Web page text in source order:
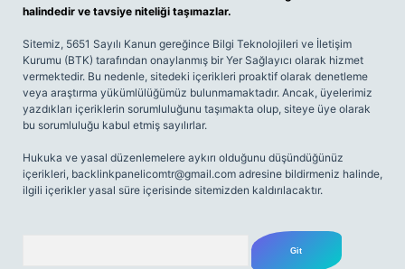
halindedir ve tavsiye niteliği taşımazlar.
Sitemiz, 5651 Sayılı Kanun gereğince Bilgi Teknolojileri ve İletişim
Kurumu (BTK) tarafından onaylanmış bir Yer Sağlayıcı olarak hizmet
vermektedir. Bu nedenle, sitedeki içerikleri proaktif olarak denetleme
veya araştırma yükümlülüğümüz bulunmamaktadır. Ancak, üyelerimiz
yazdıkları içeriklerin sorumluluğunu taşımakta olup, siteye üye olarak
bu sorumluluğu kabul etmiş sayılırlar.
Hukuka ve yasal düzenlemelere aykırı olduğunu düşündüğünüz
içerikleri, backlinkpanelicomtr@gmail.com adresine bildirmeniz halinde,
ilgili içerikler yasal süre içerisinde sitemizden kaldırılacaktır.